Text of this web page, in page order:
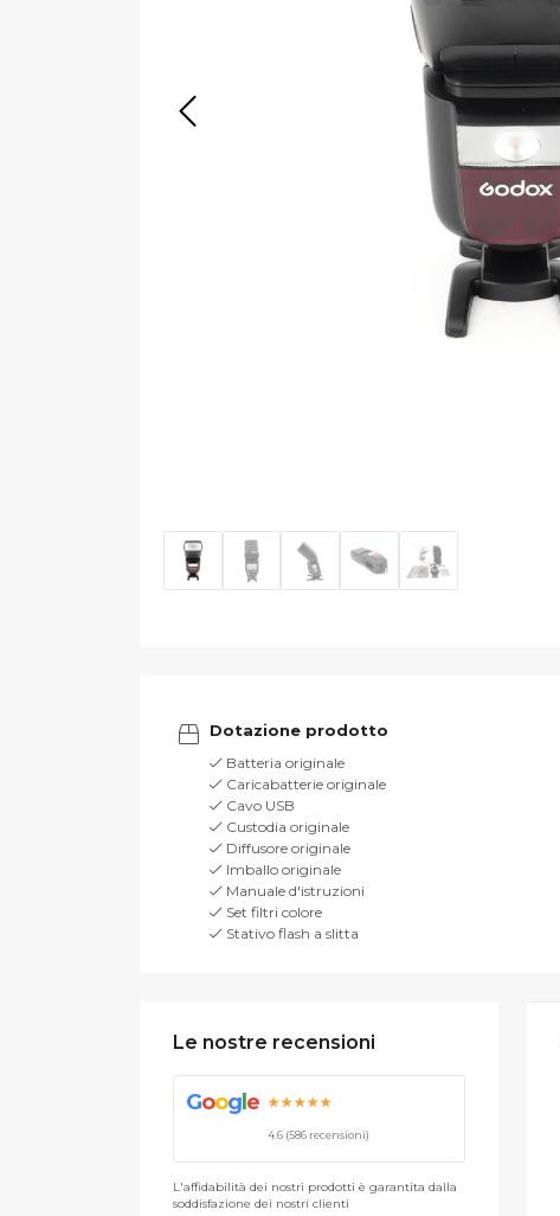
Dotazione prodotto
Batteria originale
Caricabatterie originale
Cavo USB
Custodia originale
Diffusore originale
Imballo originale
Manuale d'istruzioni
Set filtri colore
Stativo flash a slitta
Le nostre recensioni
Googl e ★★★★★
4.6 (586 recensioni)
L'affidabilità dei nostri prodotti è garantita dalla
soddisfazione dei nostri clienti